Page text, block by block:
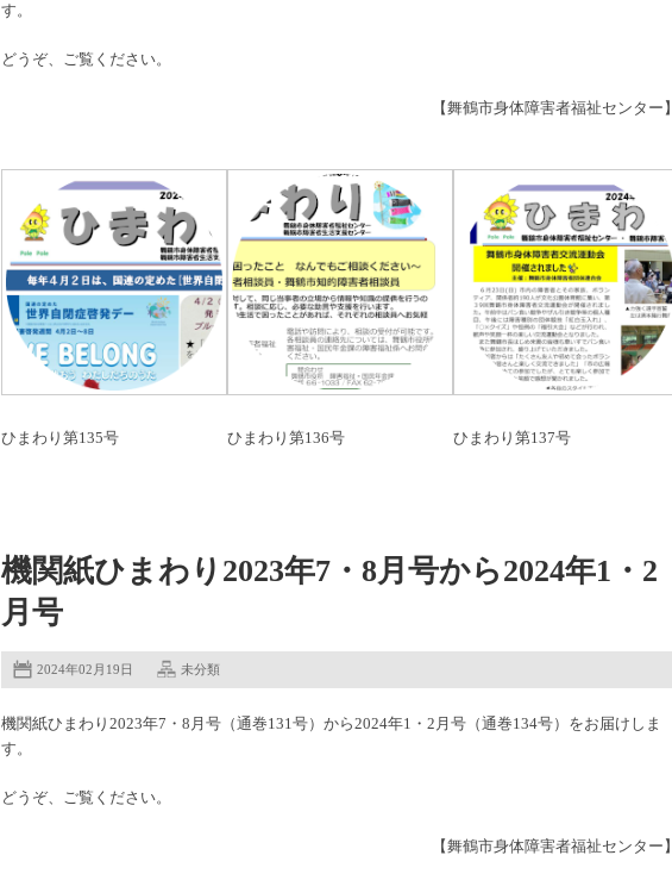
す。
どうぞ、ご覧ください。
【舞鶴市身体障害者福祉センター】
ひまわり第135号 ひまわり第136号 ひまわり第137号
機関紙ひまわり2023年7・8月号から2024年1・2
月号
2024年02月19日 未分類
機関紙ひまわり2023年7・8月号（通巻131号）から2024年1・2月号（通巻134号）をお届けしま
す。
どうぞ、ご覧ください。
【舞鶴市身体障害者福祉センター】